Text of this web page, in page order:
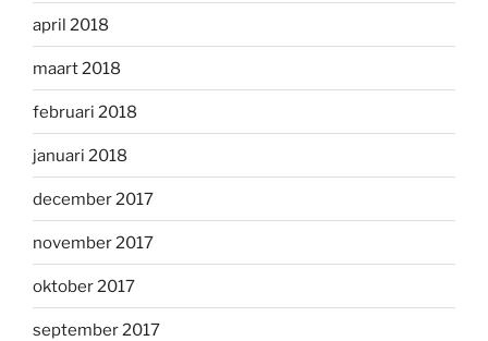
april 2018
maart 2018
februari 2018
januari 2018
december 2017
november 2017
oktober 2017
september 2017